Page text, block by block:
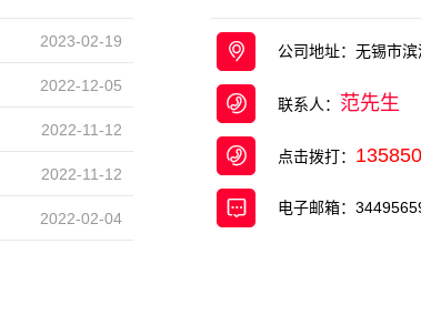
2023-02-19
2022-12-05
2022-11-12
2022-11-12
2022-02-04
公司地址：无锡市
联系人： 范先生
点击拨打：
电子邮箱：